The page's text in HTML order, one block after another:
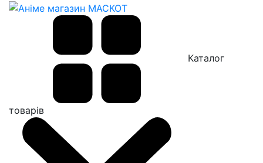
Каталог
товарів